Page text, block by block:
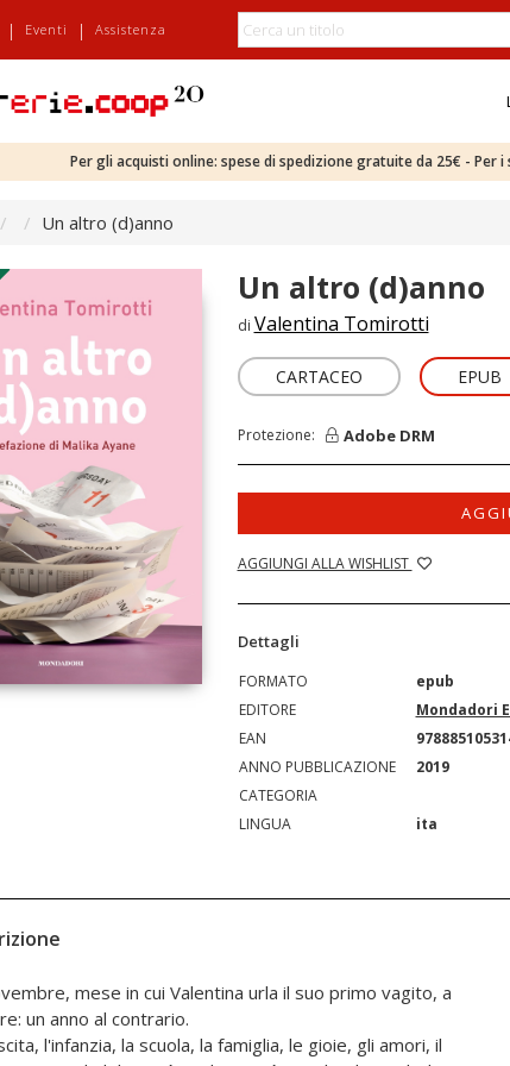
| Eventi | Assistenza
Per gli acquisti online: spese di spedizione gratuite da 25€ -
Un altro (d)anno
Un altro (d)anno
di Valentina Tomirotti
CARTACEO EPUB
Protezione: Adobe DRM
AGGIUNGI ALLA WISHLIST
Dettagli
FORMATO
epub
EDITORE
Mondadori
EAN
ANNO PUBBLICAZIONE
2019
CATEGORIA
LINGUA
ita
mese in cui Valentina urla il suo primo vagito, a
un anno al contrario.
l'infanzia, la scuola, la famiglia, le gioie, gli amori, il